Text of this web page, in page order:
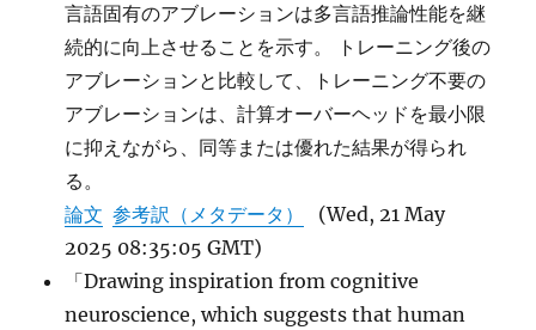
言語固有のアブレーションは多言語推論性能を継
続的に向上させることを示す。 トレーニング後の
アブレーションと比較して、トレーニング不要の
アブレーションは、計算オーバーヘッドを最小限
に抑えながら、同等または優れた結果が得られ
る。
論文 参考訳（メタデータ）
(Wed, 21 May
2025 08:35:05 GMT)
「Drawing inspiration from cognitive
neuroscience, which suggests that human